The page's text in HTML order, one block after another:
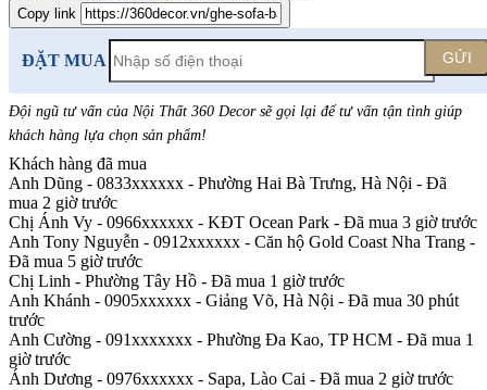
Copy link
ĐẶT MUA GỬI
Đội ngũ tư vấn của Nội Thất 360 Decor sẽ gọi lại để tư vấn tận tình giúp
khách hàng lựa chọn sản phẩm!
Khách hàng đã mua
Anh Dũng - 0833xxxxxx - Phường Hai Bà Trưng, Hà Nội - Đã
mua 2 giờ trước
Chị Ánh Vy - 0966xxxxxx - KĐT Ocean Park - Đã mua 3 giờ trước
Anh Tony Nguyễn - 0912xxxxxx - Căn hộ Gold Coast Nha Trang -
Đã mua 5 giờ trước
Chị Linh - Phường Tây Hồ - Đã mua 1 giờ trước
Anh Khánh - 0905xxxxxx - Giảng Võ, Hà Nội - Đã mua 30 phút
trước
Anh Cường - 091xxxxxxx - Phường Đa Kao, TP HCM - Đã mua 1
giờ trước
Ánh Dương - 0976xxxxxx - Sapa, Lào Cai - Đã mua 2 giờ trước